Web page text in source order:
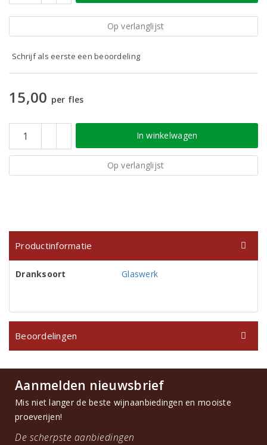
Op verlanglijst
Schrijf als eerste een beoordeling
15,00 per fles
In winkelwagen
Op verlanglijst
Productinformatie
Dranksoort Glaswerk
Beoordelingen
Aanmelden nieuwsbrief
Mis niet langer de beste wijnaanbiedingen en mooiste
proeverijen!
De scherpste aanbiedingen